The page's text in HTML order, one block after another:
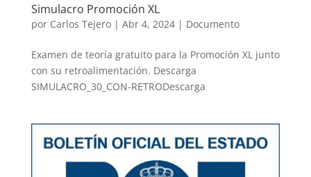
Simulacro Promoción XL
por Carlos Tejero| Abr 4, 2024| Documento
Examen de teoría gratuito para la Promoción XL junto
con su retroalimentación. Descarga
SIMULACRO_30_CON-RETRODescarga